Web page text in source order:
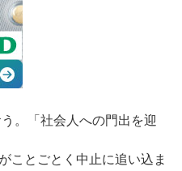
。「社会人への門出を迎
ことごとく中止に追い込ま